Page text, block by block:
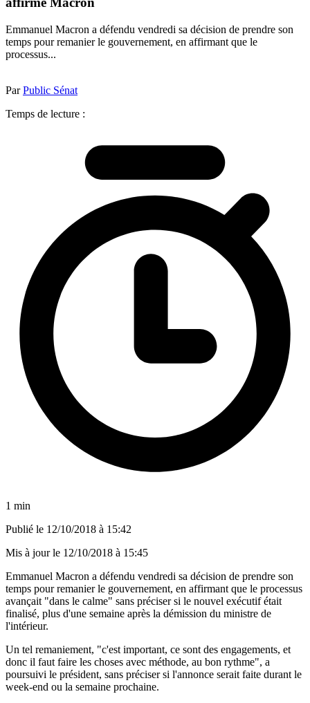
Emmanuel Macron a défendu vendredi sa décision de prendre son
temps pour remanier le gouvernement, en affirmant que le
processus...
ParPublic Sénat
Temps de lecture :
1 min
Publié le 12/10/2018 à 15:42
Mis à jour le 12/10/2018 à 15:45
Emmanuel Macron a défendu vendredi sa décision de prendre son
temps pour remanier le gouvernement, en affirmant que le processus
avançait "dans le calme" sans préciser si le nouvel exécutif était
finalisé, plus d'une semaine après la démission du ministre de
l'intérieur.
Un tel remaniement, "c'est important, ce sont des engagements, et
donc il faut faire les choses avec méthode, au bon rythme", a
poursuivi le président, sans préciser si l'annonce serait faite durant le
week-end ou la semaine prochaine.